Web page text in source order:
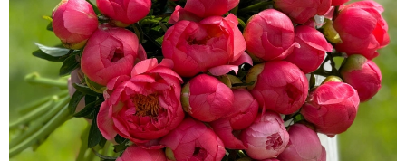
кнопку "Выбрать".